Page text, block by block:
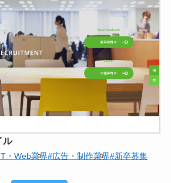
ル
・Web業界#広告・制作業界#新卒募集